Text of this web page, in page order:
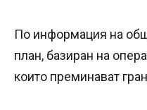
По информация на
план, базиран на
които преминават